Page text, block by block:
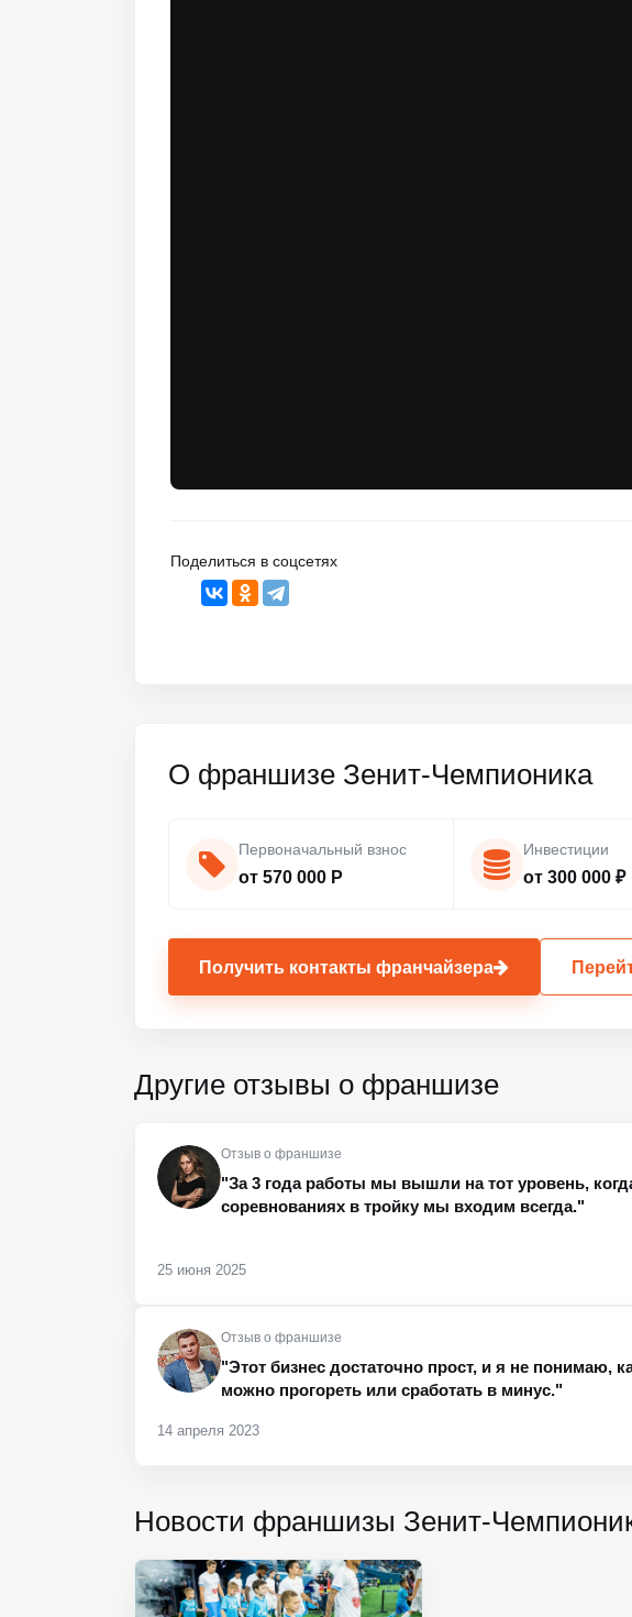
Поделиться в соцсетях
О франшизе Зенит-Чемпионика
Первоначальный взнос
от 570 000 Р
Инвестиции
от 300 000 ₽
Получить контакты франчайзера
Другие отзывы о франшизе
Отзыв о франшизе
"За 3 года работы мы вышли на тот уровень,
соревнованиях в тройку мы входим всегда."
25 июня 2025
Отзыв о франшизе
"Этот бизнес достаточно прост, и я не понимаю,
можно прогореть или сработать в минус."
14 апреля 2023
Новости франшизы Зенит-